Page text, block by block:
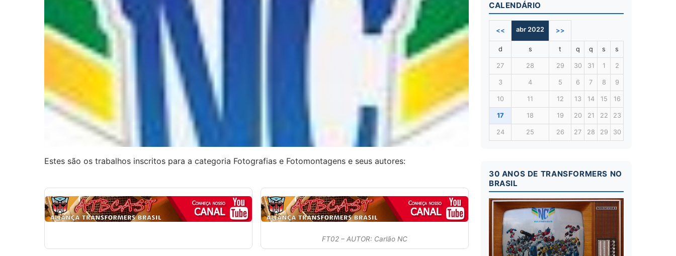
Estes são os trabalhos inscritos para a categoria Fotografias e Fotomontagens e seus autores:
FT02 – AUTOR: Carlão NC
CALENDÁRIO
<< abr 2022 >>
d s t q q s s
27 28 29 30 31 1 2
3 4 5 6 7 8 9
10 11 12 13 14 15 16
17 18 19 20 21 22 23
24 25 26 27 28 29 30
30 ANOS DE TRANSFORMERS NO
BRASIL